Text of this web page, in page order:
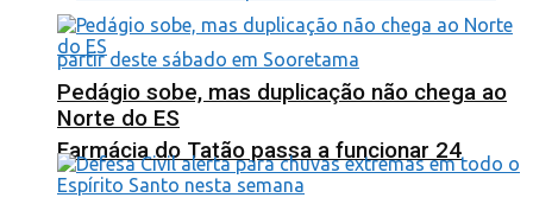
Farmácia do Tatão passa a funcionar 24
Pedágio sobe, mas duplicação não chega ao
Norte do ES